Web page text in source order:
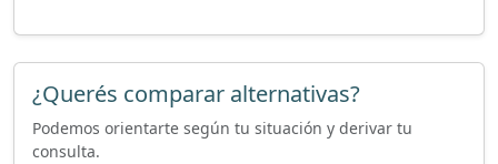
¿Querés comparar alternativas?
Podemos orientarte según tu situación y derivar tu
consulta.